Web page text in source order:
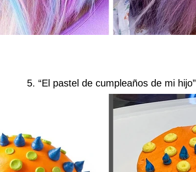
5. “El pastel de cumpleaños de mi hijo”